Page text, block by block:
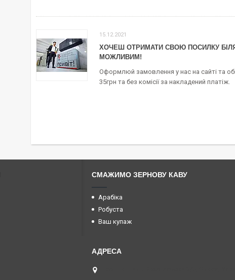
15.12.2021
ХОЧЕШ ОТРИМАТИ СВОЮ ПОСИЛКУ
МОЖЛИВИМ!
Оформлюй замовлення у нас на сайті
35грн та без комісії за накладений платіж.
СМАЖИМО ЗЕРНОВУ КАВУ
Арабіка
Робуста
Ваш купаж